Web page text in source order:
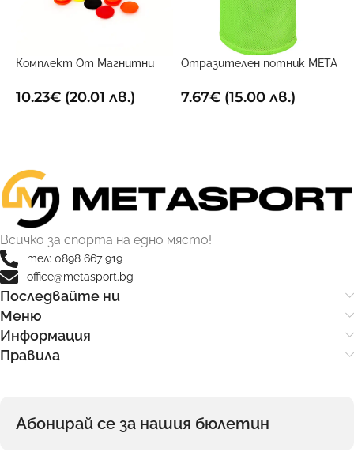
Комплект От Магнитни
10.23€ (20.01 лв.)
Отразителен потник META
7.67€(15.00 лв.)
Всичко за спорта на едно място!
тел: 0898 667 919
office@metasport.bg
Последвайте ни
Меню
Информация
Правила
Абонирай се за нашия бюлетин